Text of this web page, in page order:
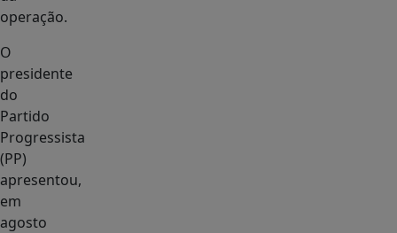
operação.
O
presidente
do
Partido
Progressista
(PP)
apresentou,
em
agosto